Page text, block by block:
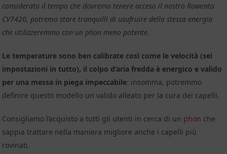
considerato il tempo che dovremo tenere acceso il nostro Rowenta
CV7420, potremo stare tranquilli di usufruire della stessa energia
che utilizzeremmo con un phon meno potente.
Le temperature sono ben calibrate così come le velocità (sei
impostazioni in tutto), il colpo d’aria fredda è energico e valido
per una messa in piega impeccabile: insomma, potremmo
definire questo modello un valido alleato per la cura dei capelli.
Consigliamo l’acquisto a tutti gli utenti in cerca di un phon che
sappia trattare nella maniera migliore anche i capelli più
rovinati.